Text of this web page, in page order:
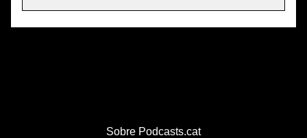
Sobre Podcasts.cat